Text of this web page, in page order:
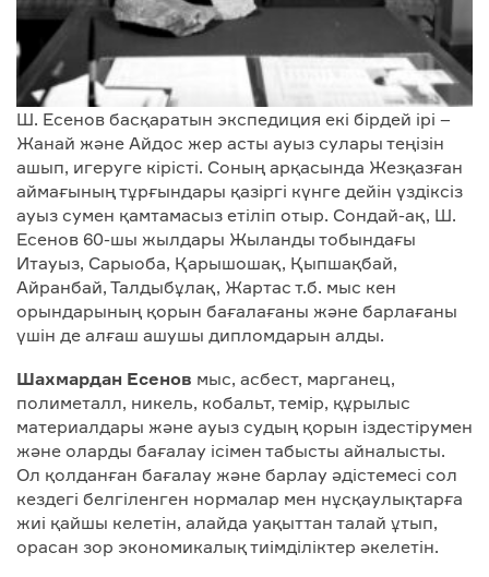
Ш. Есенов басқаратын экспедиция екі бірдей ірі –
Жанай және Айдос жер асты ауыз сулары теңізін
ашып, игеруге кірісті. Соның арқасында Жезқазған
аймағының тұрғындары қазіргі күнге дейін үздіксіз
ауыз сумен қамтамасыз етіліп отыр. Сондай-ақ, Ш.
Есенов 60-шы жылдары Жыланды тобындағы
Итауыз, Сарыоба, Қарышошақ, Қыпшақбай,
Айранбай, Талдыбұлақ, Жартас т.б. мыс кен
орындарының қорын бағалағаны және барлағаны
үшін де алғаш ашушы дипломдарын алды.
Шахмардан Есенов мыс, асбест, марганец,
полиметалл, никель, кобальт, темір, құрылыс
материалдары және ауыз судың қорын іздестірумен
және оларды бағалау ісімен табысты айналысты.
Ол қолданған бағалау және барлау әдістемесі сол
кездегі белгіленген нормалар мен нұсқаулықтарға
жиі қайшы келетін, алайда уақыттан талай ұтып,
орасан зор экономикалық тиімділіктер әкелетін.